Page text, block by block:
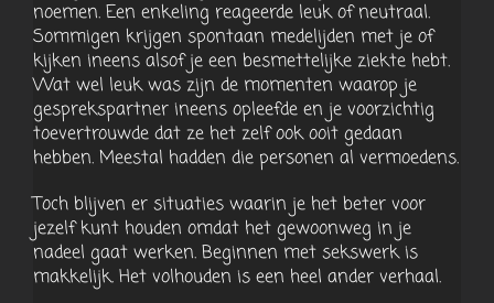
noemen. Een enkeling reageerde leuk of neutraal.
Sommigen krijgen spontaan medelijden met je of
kijken ineens alsof je een besmettelijke ziekte hebt.
Wat wel leuk was zijn de momenten waarop je
gesprekspartner ineens opleefde en je voorzichtig
toevertrouwde dat ze het zelf ook ooit gedaan
hebben. Meestal hadden die personen al vermoedens.
Toch blijven er situaties waarin je het beter voor
jezelf kunt houden omdat het gewoonweg in je
nadeel gaat werken. Beginnen met sekswerk is
makkelijk. Het volhouden is een heel ander verhaal.